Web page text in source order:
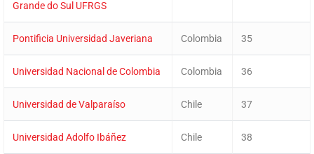
Grande do Sul UFRGS
Pontificia Universidad Javeriana Colombia 35
Universidad Nacional de Colombia Colombia 36
Universidad de Valparaíso Chile 37
Universidad Adolfo Ibáñez Chile 38